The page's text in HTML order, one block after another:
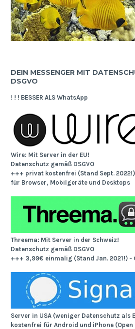
DEIN MESSENGER MIT
SGVO
! ! ! BESSER ALS WhatsApp
Wire: Mit Server in der EU!
Datenschutz gemäß DSGVO
+++ privat kostenfrei (Stand Sept.
für Browser, Mobilgeräte und Desktops
Threema: Mit Server in der Schweiz!
Datenschutz gemäß DSGVO
+++ 3,99€ einmalig (Stand Jan. 2021!) -
Server in USA (weniger Datenschutz als
kostenfrei für Android und iPhone (Open